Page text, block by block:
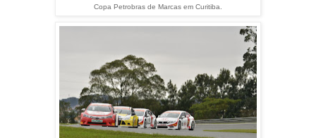
Copa Petrobras de Marcas em Curitiba.